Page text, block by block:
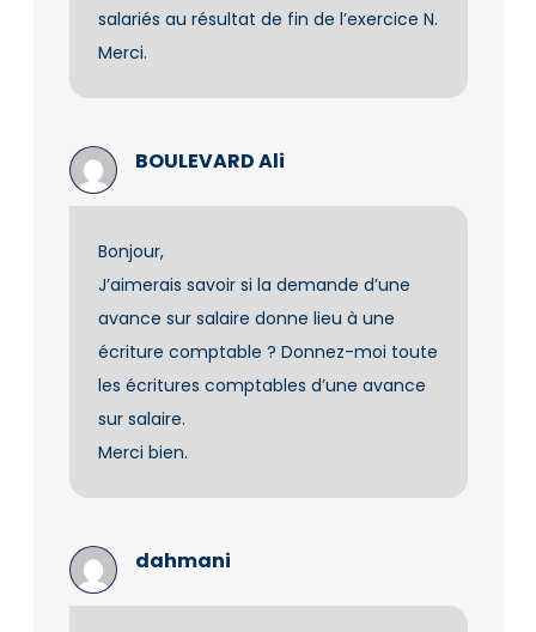
salariés au résultat de fin de l’exercice N.
Merci.
BOULEVARD Ali
Bonjour,
J’aimerais savoir si la demande d’une
avance sur salaire donne lieu à une
écriture comptable ? Donnez-moi toute
les écritures comptables d’une avance
sur salaire.
Merci bien.
dahmani